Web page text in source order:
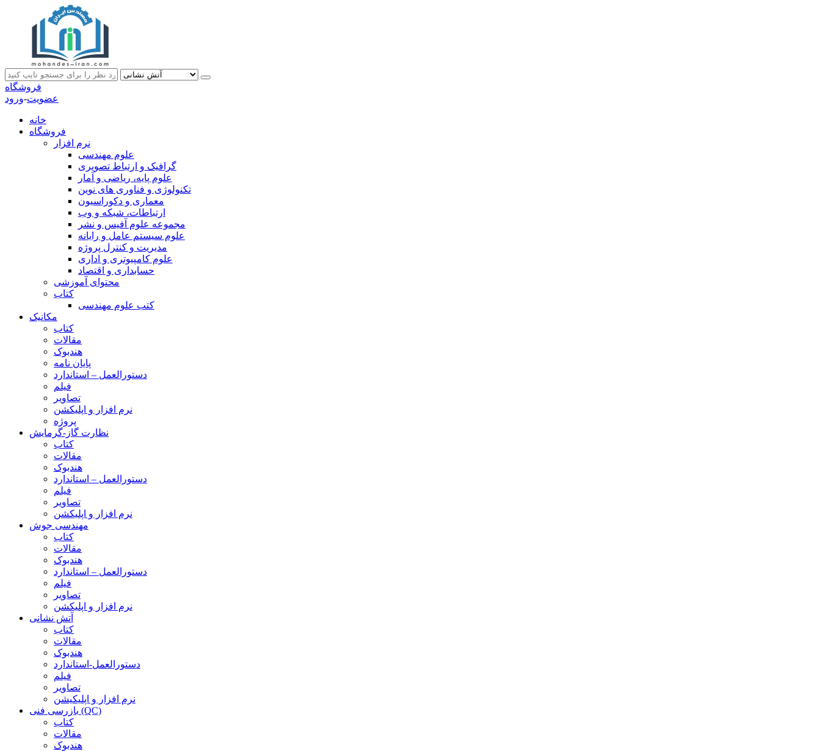
فروشگاه
عضویت-ورود
خانه
فروشگاه
نرم افزار
علوم مهندسی
گرافیک و ارتباط تصویری
علوم پایه، ریاضی و آمار
تکنولوژی و فناوری های نوین
معماری و دکوراسیون
ارتباطات، شبکه و وب
مجموعه علوم آفیس و نشر
علوم سیستم عامل و رایانه
مدیریت و کنترل پروژه
علوم کامپیوتری و اداری
حسابداری و اقتصاد
محتوای آموزشی
کتاب
کتب علوم مهندسی
مکانیک
کتاب
مقالات
هندبوک
پایان نامه
دستورالعمل – استاندارد
فیلم
تصاویر
نرم افزار و اپلیکشن
پروژه
نظارت گاز-گرمایش
کتاب
مقالات
هندبوک
دستورالعمل – استاندارد
فیلم
تصاویر
نرم افزار و اپلیکشن
مهندسی جوش
کتاب
مقالات
هندبوک
دستورالعمل – استاندارد
فیلم
تصاویر
نرم افزار و اپلیکشن
آتش نشانی
کتاب
مقالات
هندبوک
دستورالعمل-استاندارد
فیلم
تصاویر
نرم افزار و اپلیکیشن
بازرسی فنی (QC)
کتاب
مقالات
هندبوک